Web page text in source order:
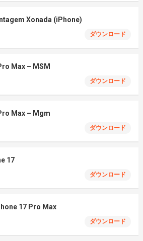
Xonada (iPhone)
ダウンロード
Max – MSM
ダウンロード
Max – Mgm
ダウンロード
17
ダウンロード
17 Pro Max
ダウンロード